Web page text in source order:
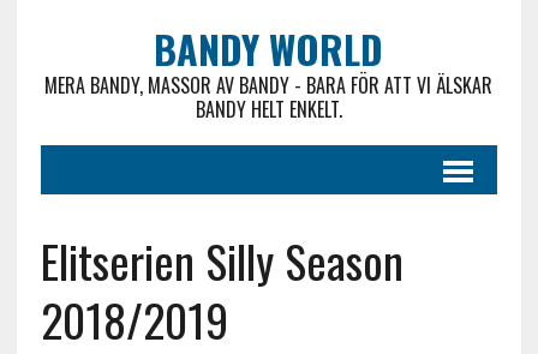
BANDY WORLD
MERA BANDY, MASSOR AV BANDY - BARA FÖR ATT VI ÄLSKAR
BANDY HELT ENKELT.
Elitserien Silly Season
2018/2019